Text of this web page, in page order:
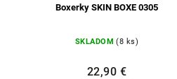
Boxerky SKIN BOXE 0305
SKLADOM (8 ks)
22,90 €